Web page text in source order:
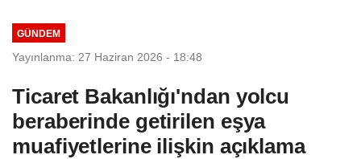
GÜNDEM
Yayınlanma: 27 Haziran 2026 - 18:48
Ticaret Bakanlığı'ndan yolcu
beraberinde getirilen eşya
muafiyetlerine ilişkin açıklama